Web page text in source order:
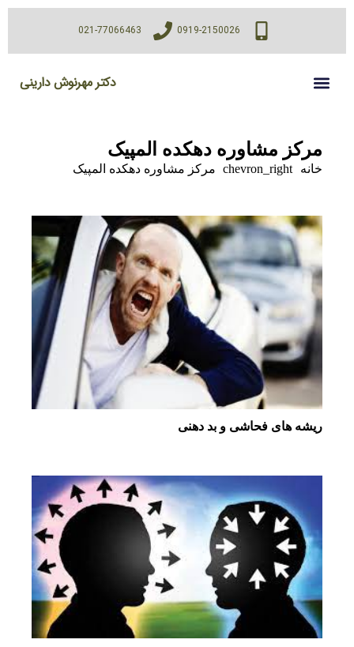
0919-2150026
021-77066463
دکتر مهرنوش دارینی
مرکز مشاوره دهکده المپیک
chevron_right مرکز مشاوره دهکده المپیک
ریشه های فحاشی و بد دهنی